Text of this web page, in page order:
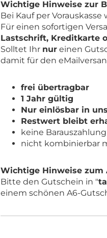
Wichtige Hinweise zur
Bei Kauf per
Für einen sofortigen
Lastschrift, Kreditkarte
Solltet Ihr nur einen
damit für den
frei übertragbar
1 Jahr gültig
Nur einlösbar in
Restwert bleibt
keine
nicht kombinierbar
Wichtige Hinweise zum
Bitte den Gutschein in "
einem schönen A6-